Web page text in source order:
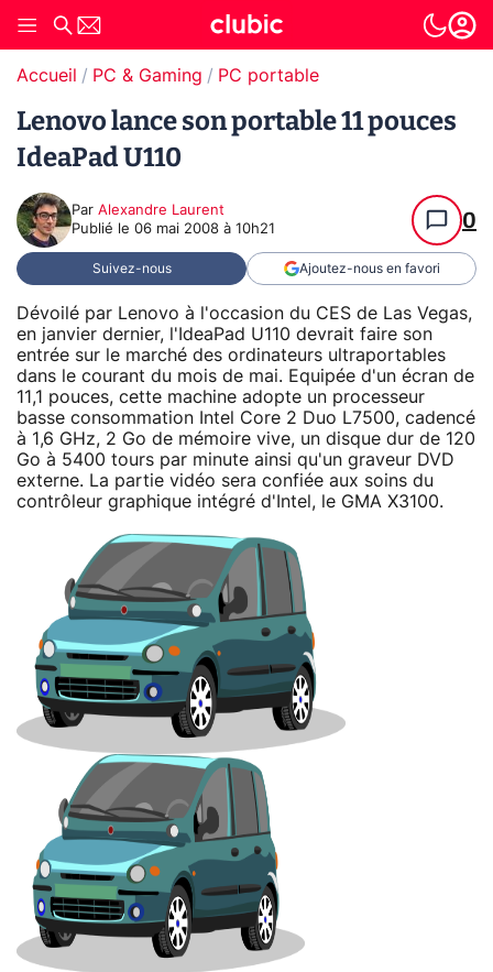
Accueil PC & Gaming PC portable
Lenovo lance son portable 11 pouces
IdeaPad U110
Par Alexandre Laurent
Publié le 06 mai 2008 à 10h21 0
Suivez-nous Ajoutez-nous en favori
Dévoilé par Lenovo à l'occasion du CES de Las Vegas,
en janvier dernier, l'IdeaPad U110 devrait faire son
entrée sur le marché des ordinateurs ultraportables
dans le courant du mois de mai. Equipée d'un écran de
11,1 pouces, cette machine adopte un processeur
basse consommation Intel Core 2 Duo L7500, cadencé
à 1,6 GHz, 2 Go de mémoire vive, un disque dur de 120
Go à 5400 tours par minute ainsi qu'un graveur DVD
externe. La partie vidéo sera confiée aux soins du
contrôleur graphique intégré d'Intel, le GMA X3100.